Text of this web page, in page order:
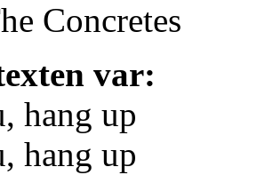
Concretes
var:
hang up
hang up